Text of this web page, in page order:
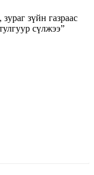
зүйн газраас
сүлжээ”